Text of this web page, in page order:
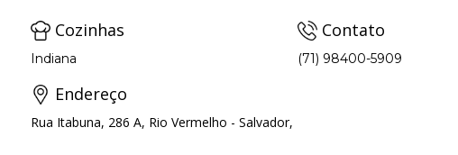
Cozinhas
Indiana
Contato
(71) 98400-5909
Endereço
Rua Itabuna, 286 A, Rio Vermelho - Salvador,